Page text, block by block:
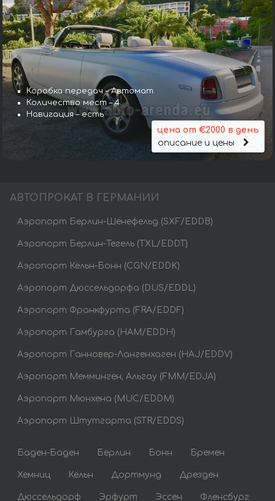
Коробка передач – Автомат
Количество мест – 4
Навигация – есть
цена от €2000 в день
описание и цены
АВТОПРОКАТ В ГЕРМАНИИ
Аэропорт Берлин-Шёнефельд (SXF/EDDB)
Аэропорт Берлин-Тегель (TXL/EDDT)
Аэропорт Кёльн-Бонн (CGN/EDDK)
Аэропорт Дюссельдорфа (DUS/EDDL)
Аэропорт Франкфурта (FRA/EDDF)
Аэропорт Гамбурга (HAM/EDDH)
Аэропорт Ганновер-Лангенхаген (HAJ/EDDV)
Аэропорт Мемминген, Альгау (FMM/EDJA)
Аэропорт Мюнхена (MUC/EDDM)
Аэропорт Штутгарта (STR/EDDS)
Баден-Баден Берлин Бонн Бремен
Хемниц Кёльн Дортмунд Дрезден
Дюссельдорф Эрфурт Эссен Фленсбург